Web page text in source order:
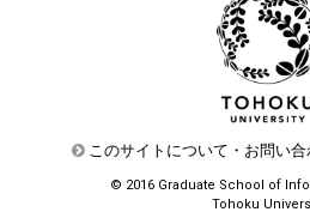
このサイトについて・お問い
© 2016 Graduate School of
Tohoku